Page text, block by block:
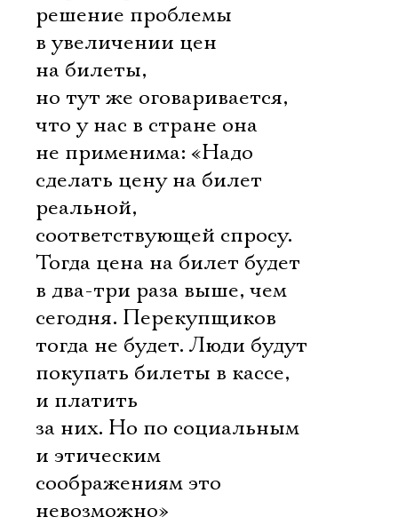
решение проблемы
в увеличении цен
на билеты,
но тут же оговаривается,
что у нас в стране она
не применима: «Надо
сделать цену на билет
реальной,
соответствующей спросу.
Тогда цена на билет будет
в два-три раза выше, чем
сегодня. Перекупщиков
тогда не будет. Люди будут
покупать билеты в кассе,
и платить
за них. Но по социальным
и этическим
соображениям это
невозможно»